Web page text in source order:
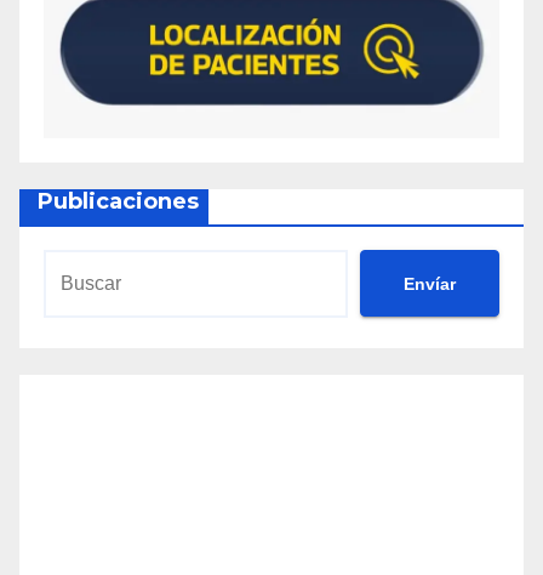
Publicaciones
Envíar